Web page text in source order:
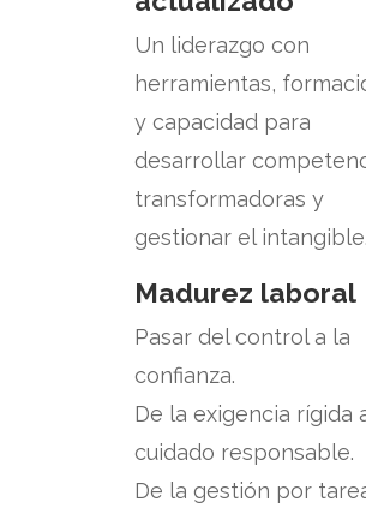
Un liderazgo con
herramientas,
y capacidad para
desarrollar
transformadoras y
gestionar el intangible.
Madurez laboral
Pasar del control a la
confianza.
De la exigencia rígida
cuidado responsable.
De la gestión por